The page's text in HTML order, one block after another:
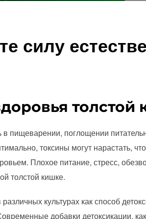
силу
толстой
пищеварении, поглощении
токсины могут нарастать,
Плохое питание, стресс,
толстой кишке.
культурах как способ
добавки детоксикации, как